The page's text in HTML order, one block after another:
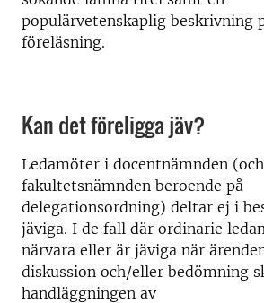
populärvetenskaplig beskrivning
föreläsning.
Kan det föreligga jäv?
Ledamöter i docentnämnden (och
fakultetsnämnden beroende på
delegationsordning) deltar ej i
jäviga. I de fall där ordinarie
närvara eller är jäviga när
diskussion och/eller bedömning
handläggningen av